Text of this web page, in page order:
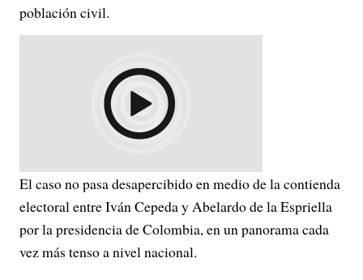
población civil.
El caso no pasa desapercibido en medio de la contienda
electoral entre Iván Cepeda y Abelardo de la Espriella
por la presidencia de Colombia, en un panorama cada
vez más tenso a nivel nacional.